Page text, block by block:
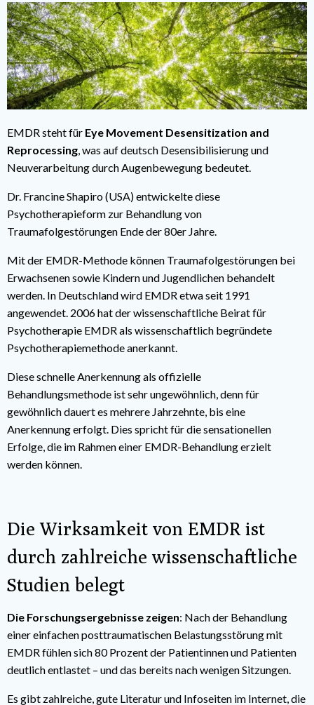
EMDR steht für Eye Movement Desensitization and
Reprocessing, was auf deutsch Desensibilisierung und
Neuverarbeitung durch Augenbewegung bedeutet.
Dr. Francine Shapiro(USA) entwickelte diese
Psychotherapieform zur Behandlung von
Traumafolgestörungen Ende der 80er Jahre.
Mit der EMDR-Methode können Traumafolgestörungen bei
Erwachsenen sowie Kindern und Jugendlichen behandelt
werden. In Deutschland wird EMDR etwa seit 1991
angewendet. 2006 hat der wissenschaftliche Beirat für
Psychotherapie EMDR als wissenschaftlich begründete
Psychotherapiemethode anerkannt.
Diese schnelle Anerkennung als offizielle
Behandlungsmethode ist sehr ungewöhnlich, denn für
gewöhnlich dauert es mehrere Jahrzehnte, bis eine
Anerkennung erfolgt. Dies spricht für die sensationellen
Erfolge, die im Rahmen einer EMDR-Behandlung erzielt
werden können.
Die Wirksamkeit von EMDR ist
durch zahlreiche wissenschaftliche
Studien belegt
Die Forschungsergebnisse zeigen: Nach der Behandlung
einer einfachen posttraumatischen Belastungsstörung mit
EMDR fühlen sich 80 Prozent der Patientinnen und Patienten
deutlich entlastet – und das bereits nach wenigen Sitzungen.
Es gibt zahlreiche, gute Literatur und Infoseiten im Internet, die